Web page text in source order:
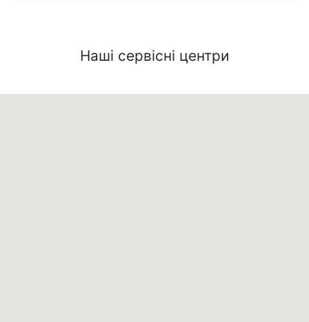
Наші сервісні центри